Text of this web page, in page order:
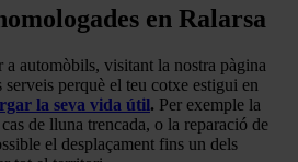
en Ralarsa
a automòbils, visitant la nostra pàgina
perquè el teu cotxe estigui en
la seva vida útil. Per exemple la
de lluna trencada, o la reparació de
el desplaçament fins un dels